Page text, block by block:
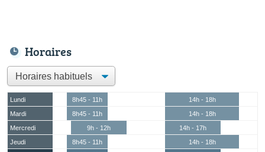
Horaires
Lundi 8h45 - 11h
14h - 18h
Mardi
8h45 - 11h
14h - 18h
Mercredi
9h - 12h
14h - 17h
Jeudi
8h45 - 11h
14h - 18h